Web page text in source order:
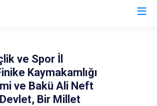
Korkuteli
Kumluca
ve Spor İl
Kaymakamlığı
ve Bakü Ali Neft
Bir Millet